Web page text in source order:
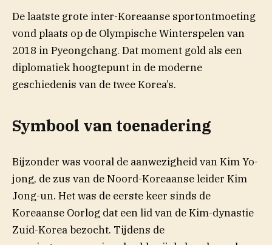
De laatste grote inter-Koreaanse sportontmoeting
vond plaats op de Olympische Winterspelen van
2018 in Pyeongchang. Dat moment gold als een
diplomatiek hoogtepunt in de moderne
geschiedenis van de twee Korea’s.
Symbool van toenadering
Bijzonder was vooral de aanwezigheid van Kim Yo-
jong, de zus van de Noord-Koreaanse leider Kim
Jong-un. Het was de eerste keer sinds de
Koreaanse Oorlog dat een lid van de Kim-dynastie
Zuid-Korea bezocht. Tijdens de